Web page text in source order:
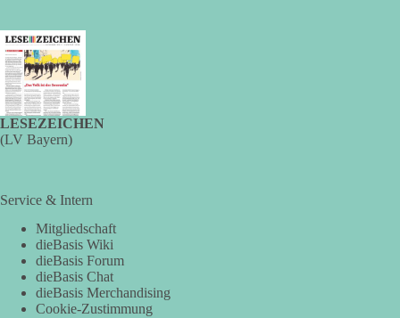
LESEZEICHEN
(LV Bayern)
Service & Intern
Mitgliedschaft
dieBasis Wiki
dieBasis Forum
dieBasis Chat
dieBasis Merchandising
Cookie-Zustimmung